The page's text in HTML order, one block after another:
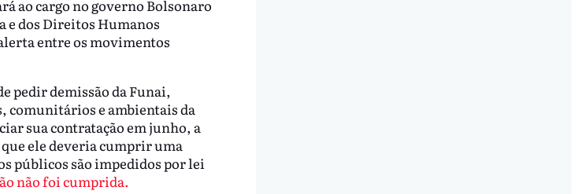
ao cargo no governo Bolsonaro
e dos Direitos Humanos
entre os movimentos
pedir demissão da Funai,
comunitários e ambientais da
sua contratação em junho, a
ele deveria cumprir uma
públicos são impedidos por lei
não foi cumprida.